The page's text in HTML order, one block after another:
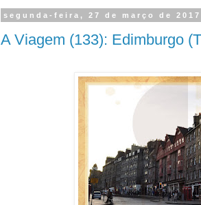
segunda-feira, 27 de março de 2017
A Viagem (133): Edimburgo